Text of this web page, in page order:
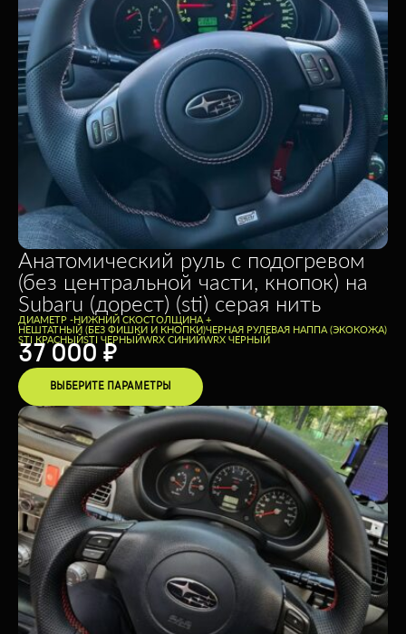
Анатомический руль с подогревом
(без центральной части, кнопок) на
Subaru (дорест) (sti) серая нить
ДИАМЕТР -НИЖНИЙ СКОСТОЛЩИНА +
НЕШТАТНЫЙ (БЕЗ ФИШКИ И КНОПКИ)ЧЕРНАЯ РУЛЕВАЯ НАППА (ЭКОКОЖА)
STI КРАСНЫЙSTI ЧЕРНЫЙWRX СИНИЙWRX ЧЕРНЫЙ
37 000 ₽
ВЫБЕРИТЕ ПАРАМЕТРЫ